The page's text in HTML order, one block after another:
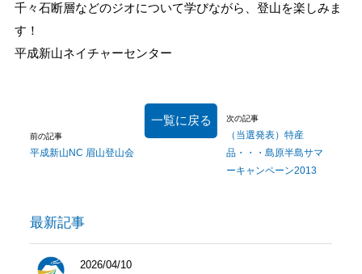
千々石断層などのジオについて学びながら、登山を楽しみま
す！
平成新山ネイチャーセンター
前の記事
平成新山NC 眉山登山会
次の記事
（当選発表）特産
品・・・島原半島サマ
ーキャンペーン2013
一覧に戻る
最新記事
2026/04/10